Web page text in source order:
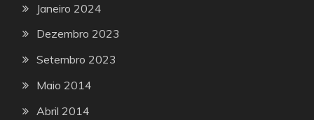
Janeiro 2024
Dezembro 2023
Setembro 2023
Maio 2014
Abril 2014